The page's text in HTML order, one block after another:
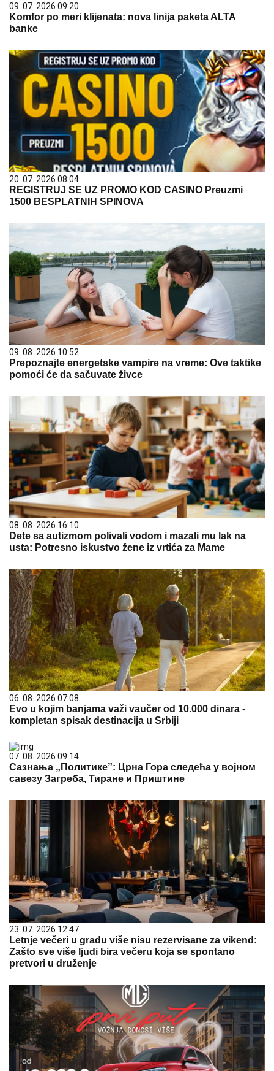
09. 07. 2026 09:20
Komfor po meri klijenata: nova linija paketa ALTA
banke
20. 07. 2026 08:04
REGISTRUJ SE UZ PROMO KOD CASINO Preuzmi
1500 BESPLATNIH SPINOVA
09. 08. 2026 10:52
Prepoznajte energetske vampire na vreme: Ove taktike
pomoći će da sačuvate živce
08. 08. 2026 16:10
Dete sa autizmom polivali vodom i mazali mu lak na
usta: Potresno iskustvo žene iz vrtića za Mame
06. 08. 2026 07:08
Evo u kojim banjama važi vaučer od 10.000 dinara -
kompletan spisak destinacija u Srbiji
07. 08. 2026 09:14
Сазнања „Политике”: Црна Гора следећа у војном
савезу Загреба, Тиране и Приштине
23. 07. 2026 12:47
Letnje večeri u gradu više nisu rezervisane za vikend:
Zašto sve više ljudi bira večeru koja se spontano
pretvori u druženje